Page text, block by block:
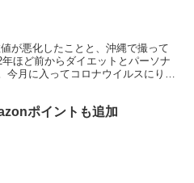
が悪化したことと、沖縄で撮って
ほど前からダイエットとパーソナ
月に入ってコロナウイルスにり患
ポイントも追加